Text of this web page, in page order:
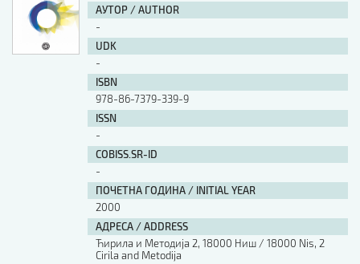
АУТОР / AUTHOR
-
UDK
-
ISBN
978-86-7379-339-9
ISSN
-
COBISS.SR-ID
-
ПОЧЕТНА ГОДИНА / INITIAL YEAR
2000
АДРЕСА / ADDRESS
Ћирила и Методија 2, 18000 Ниш / 18000 Nis, 2
Cirila and Metodija